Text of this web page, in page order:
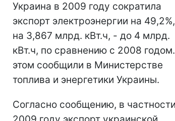
Украина в 2009 году сократила
экспорт электроэнергии на
на 3,867 млрд. кВт.ч, - до 4 млрд.
кВт.ч, по сравнению с 2008
этом сообщили в Министерстве
топлива и энергетики Украины.
Согласно сообщению, в